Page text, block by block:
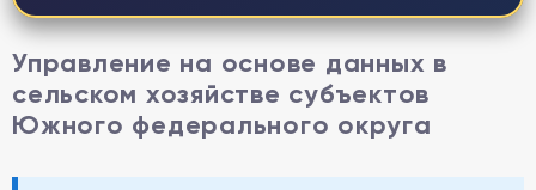
Управление на основе данных в
сельском хозяйстве субъектов
Южного федерального округа